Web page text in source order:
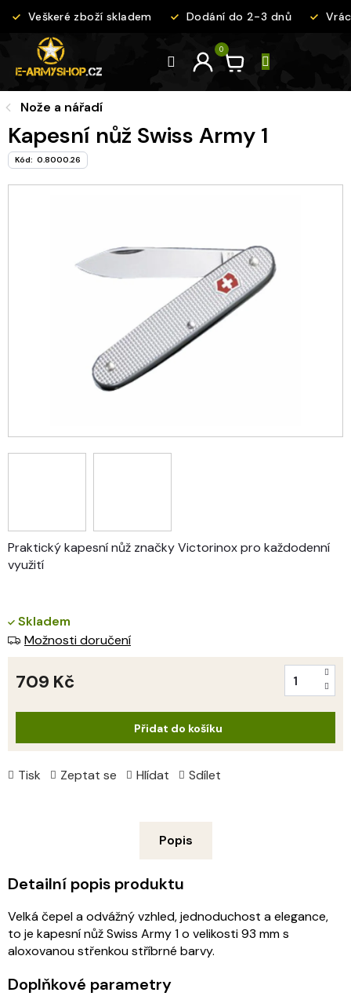
Veškeré zboží skladem Dodání do 2-3 dnů
Nože a nářadí
Kapesní nůž Swiss Army 1
Kód: 0.8000.26
Praktický kapesní nůž značky Victorinox pro každodenní
využití
Tisk Zeptat se Hlídat Sdílet
Skladem
Možnosti doručení
709 Kč
Přidat do košíku
Popis
Detailní popis produktu
Velká čepel a odvážný vzhled, jednoduchost a elegance,
to je kapesní nůž Swiss Army 1 o velikosti 93 mm s
aloxovanou střenkou stříbrné barvy.
Doplňkové parametry